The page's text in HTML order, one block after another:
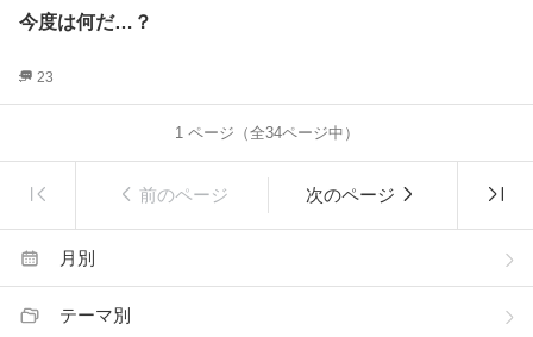
今度は何だ…？
23
1ページ（全34ページ中）
前のページ 次のページ
月別
テーマ別